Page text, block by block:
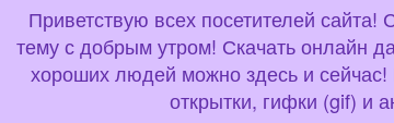
Приветствую всех посетителей
тему с добрым утром! Скачать онлайн
хороших людей можно здесь и
открытки, гифки (gif) и